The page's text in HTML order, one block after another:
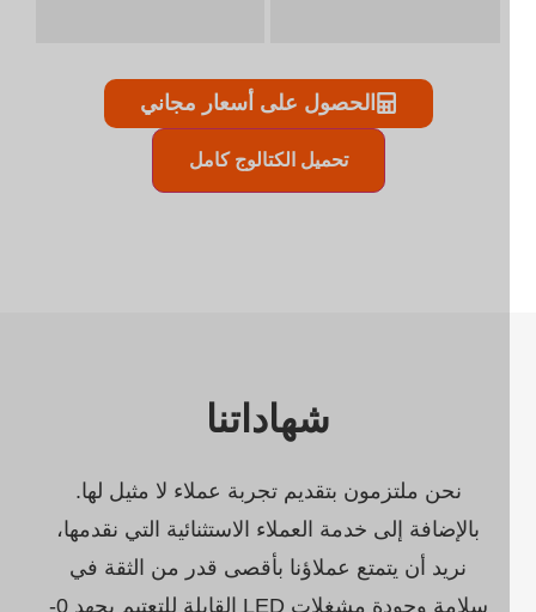
الحصول على أسعار مجاني
تحميل الكتالوج كامل
شهاداتنا
نحن ملتزمون بتقديم تجربة عملاء لا مثيل لها.
بالإضافة إلى خدمة العملاء الاستثنائية التي نقدمها،
نريد أن يتمتع عملاؤنا بأقصى قدر من الثقة في
سلامة وجودة مشغلات LED القابلة للتعتيم بجهد 0-